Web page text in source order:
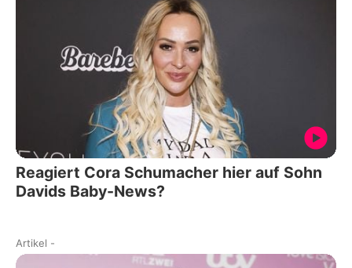
Reagiert Cora Schumacher hier auf Sohn
Davids Baby-News?
Artikel -